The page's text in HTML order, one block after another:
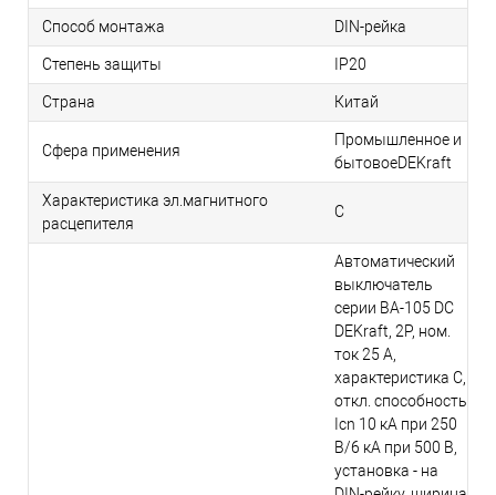
Способ монтажа DIN-рейка
Степень защиты IP20
Страна Китай
Сфера применения
Промышленное и
бытовоеDEKraft
Характеристика эл.магнитного
расцепителя
C
Автоматический
выключатель
серии ВА-105 DC
DEKraft, 2P, ном.
ток 25 А,
характеристика C,
откл. способность
Icn 10 кА при 250
В/6 кА при 500 В,
установка - на